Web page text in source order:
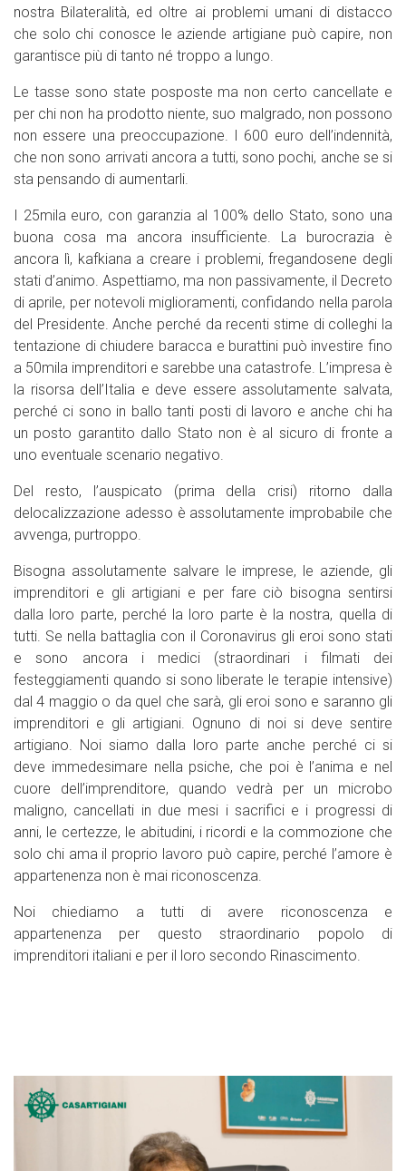
nostra Bilateralità, ed oltre ai problemi umani di distacco
che solo chi conosce le aziende artigiane può capire, non
garantisce più di tanto né troppo a lungo.
Le tasse sono state posposte ma non certo cancellate e
per chi non ha prodotto niente, suo malgrado, non possono
non essere una preoccupazione. I 600 euro dell’indennità,
che non sono arrivati ancora a tutti, sono pochi, anche se si
sta pensando di aumentarli.
I 25mila euro, con garanzia al 100% dello Stato, sono una
buona cosa ma ancora insufficiente. La burocrazia è
ancora lì, kafkiana a creare i problemi, fregandosene degli
stati d’animo. Aspettiamo, ma non passivamente, il Decreto
di aprile, per notevoli miglioramenti, confidando nella parola
del Presidente. Anche perché da recenti stime di colleghi la
tentazione di chiudere baracca e burattini può investire fino
a 50mila imprenditori e sarebbe una catastrofe. L’impresa è
la risorsa dell’Italia e deve essere assolutamente salvata,
perché ci sono in ballo tanti posti di lavoro e anche chi ha
un posto garantito dallo Stato non è al sicuro di fronte a
uno eventuale scenario negativo.
Del resto, l’auspicato (prima della crisi) ritorno dalla
delocalizzazione adesso è assolutamente improbabile che
avvenga, purtroppo.
Bisogna assolutamente salvare le imprese, le aziende, gli
imprenditori e gli artigiani e per fare ciò bisogna sentirsi
dalla loro parte, perché la loro parte è la nostra, quella di
tutti. Se nella battaglia con il Coronavirus gli eroi sono stati
e sono ancora i medici (straordinari i filmati dei
festeggiamenti quando si sono liberate le terapie intensive)
dal 4 maggio o da quel che sarà, gli eroi sono e saranno gli
imprenditori e gli artigiani. Ognuno di noi si deve sentire
artigiano. Noi siamo dalla loro parte anche perché ci si
deve immedesimare nella psiche, che poi è l’anima e nel
cuore dell’imprenditore, quando vedrà per un microbo
maligno, cancellati in due mesi i sacrifici e i progressi di
anni, le certezze, le abitudini, i ricordi e la commozione che
solo chi ama il proprio lavoro può capire, perché l’amore è
appartenenza non è mai riconoscenza.
Noi chiediamo a tutti di avere riconoscenza e
appartenenza per questo straordinario popolo di
imprenditori italiani e per il loro secondo Rinascimento.